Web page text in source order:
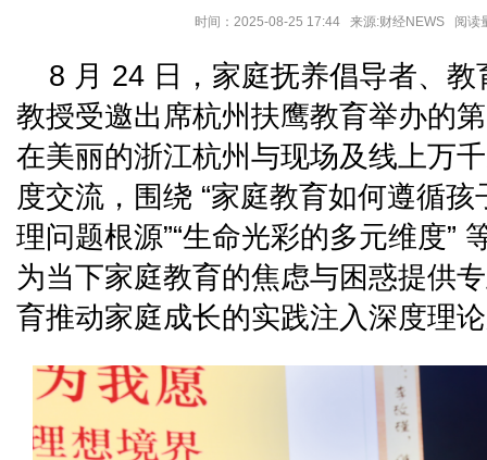
时间：2025-08-25 17:44 来源:财经NEWS 阅读
8 月 24 日，家庭抚养倡导者、
教授受邀出席杭州扶鹰教育举办的
在美丽的浙江杭州与现场及线上万
度交流，围绕 “家庭教育如何遵循孩
理问题根源”“生命光彩的多元维度”
为当下家庭教育的焦虑与困惑提供
育推动家庭成长的实践注入深度理